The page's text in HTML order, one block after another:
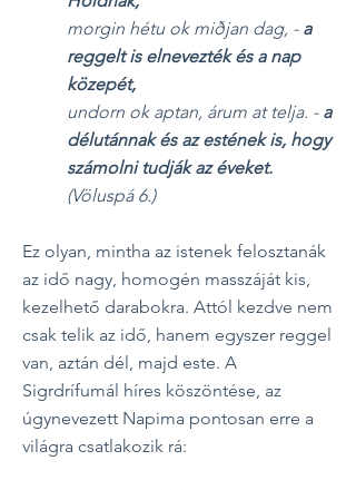
morgin hétu ok miðjan dag, - a
reggelt is elnevezték és a nap
közepét,
undorn ok aptan, árum at telja. - a
délutánnak és az estének is, hogy
számolni tudják az éveket.
(Völuspá 6.)
Ez olyan, mintha az istenek felosztanák
az idő nagy, homogén masszáját kis,
kezelhető darabokra. Attól kezdve nem
csak telik az idő, hanem egyszer reggel
van, aztán dél, majd este. A
Sigrdrífumál híres köszöntése, az
úgynevezett Napima pontosan erre a
világra csatlakozik rá: